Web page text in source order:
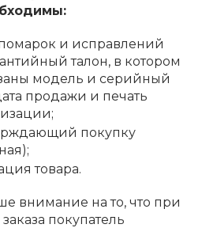
и исправлений
талон, в котором
модель и серийный
продажи и печать
покупку
товара.
внимание на то, что при
покупатель